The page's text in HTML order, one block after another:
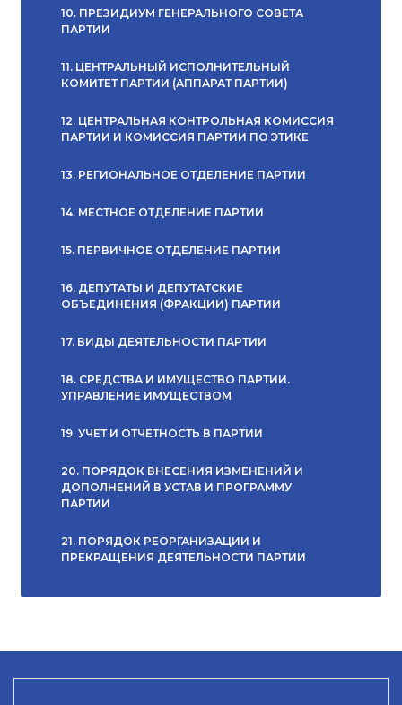
10. ПРЕЗИДИУМ ГЕНЕРАЛЬНОГО СОВЕТА
ПАРТИИ
11. ЦЕНТРАЛЬНЫЙ ИСПОЛНИТЕЛЬНЫЙ
КОМИТЕТ ПАРТИИ (АППАРАТ ПАРТИИ)
12. ЦЕНТРАЛЬНАЯ КОНТРОЛЬНАЯ КОМИССИЯ
ПАРТИИ И КОМИССИЯ ПАРТИИ ПО ЭТИКЕ
13. РЕГИОНАЛЬНОЕ ОТДЕЛЕНИЕ ПАРТИИ
14. МЕСТНОЕ ОТДЕЛЕНИЕ ПАРТИИ
15. ПЕРВИЧНОЕ ОТДЕЛЕНИЕ ПАРТИИ
16. ДЕПУТАТЫ И ДЕПУТАТСКИЕ
ОБЪЕДИНЕНИЯ (ФРАКЦИИ) ПАРТИИ
17. ВИДЫ ДЕЯТЕЛЬНОСТИ ПАРТИИ
18. СРЕДСТВА И ИМУЩЕСТВО ПАРТИИ.
УПРАВЛЕНИЕ ИМУЩЕСТВОМ
19. УЧЕТ И ОТЧЕТНОСТЬ В ПАРТИИ
20. ПОРЯДОК ВНЕСЕНИЯ ИЗМЕНЕНИЙ И
ДОПОЛНЕНИЙ В УСТАВ И ПРОГРАММУ
ПАРТИИ
21. ПОРЯДОК РЕОРГАНИЗАЦИИ И
ПРЕКРАЩЕНИЯ ДЕЯТЕЛЬНОСТИ ПАРТИИ